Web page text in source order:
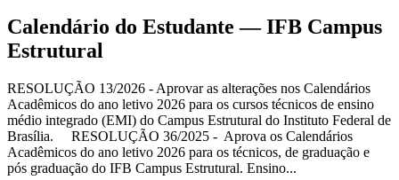
Calendário do Estudante — IFB Campus
Estrutural
RESOLUÇÃO 13/2026 - Aprovar as alterações nos Calendários
Acadêmicos do ano letivo 2026 para os cursos técnicos de ensino
médio integrado (EMI) do Campus Estrutural do Instituto Federal de
Brasília. RESOLUÇÃO 36/2025 - Aprova os Calendários
Acadêmicos do ano letivo 2026 para os técnicos, de graduação e
pós graduação do IFB Campus Estrutural. Ensino...